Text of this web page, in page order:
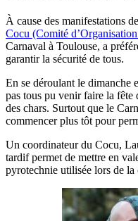
À cause des manifestations
Cocu (Comité
Carnaval à Toulouse, a
garantir la sécurité de tous.
En se déroulant le dimanche
pas tous pu venir faire la fête
des chars. Surtout que le
commencer plus tôt pour
Un coordinateur du Cocu,
tardif permet de mettre en
pyrotechnie utilisée lors de